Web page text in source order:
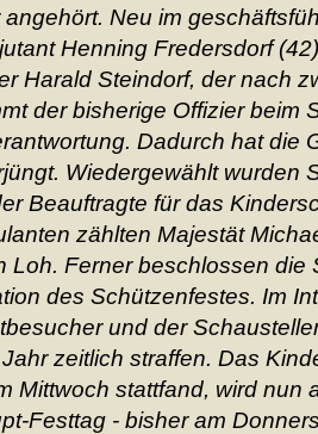
angehört. Neu im
Henning Fredersdorf
Harald Steindorf, der nach
der bisherige Offizier beim
Dadurch hat die
Wiedergewählt wurden
Beauftragte für das
zählten Majestät
Loh. Ferner beschlossen die
des Schützenfestes. Im
und der
zeitlich straffen. Das
Mittwoch stattfand, wird nun
Festtag - bisher am